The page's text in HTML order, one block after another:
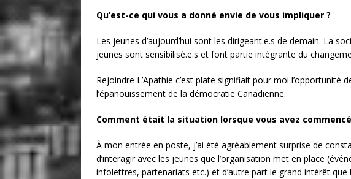
Qu’est-ce qui vous a donné envie de vous impliquer ?
Les jeunes d’aujourd’hui sont les dirigeant.e.s de demain. La
jeunes sont sensibilisé.e.s et font partie intégrante du
Rejoindre L’Apathie c’est plate signifiait pour moi l’opportunité
l’épanouissement de la démocratie Canadienne.
Comment était la situation lorsque vous avez
À mon entrée en poste, j’ai été agréablement surprise de
d’interagir avec les jeunes que l’organisation met en place
infolettres, partenariats etc.) et d’autre part le grand intérêt